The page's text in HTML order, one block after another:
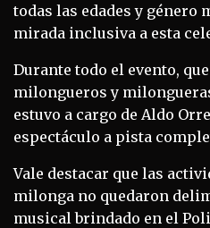
todas las edades y género
mirada inclusiva a esta
Durante todo el evento,
milongueros y
estuvo a cargo de Aldo
espectáculo a pista
Vale destacar que las
milonga no quedaron
musical brindado en el